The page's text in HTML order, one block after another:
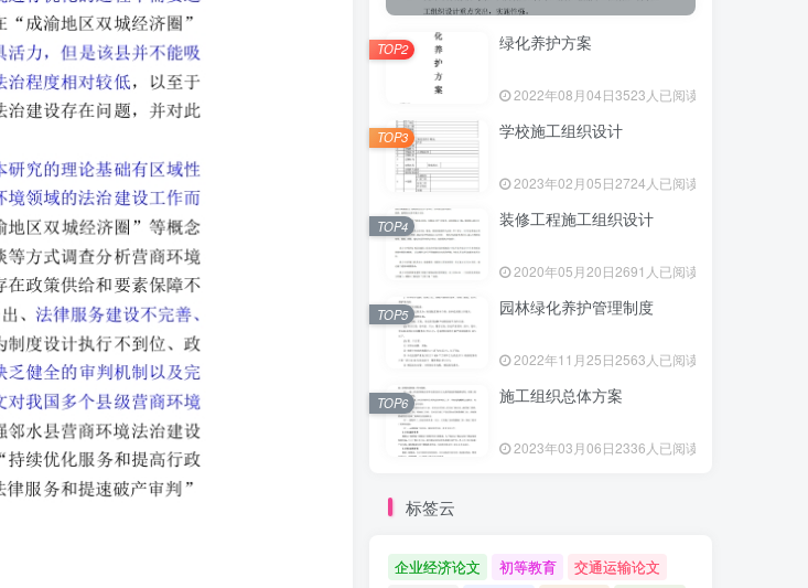
绿化养护方案
2022年08月04日3523人已阅读
TOP2
学校施工组织设计
2023年02月05日2724人已阅读
TOP3
装修工程施工组织设计
2020年05月20日2691人已阅读
TOP4
园林绿化养护管理制度
2022年11月25日2563人已阅读
TOP5
施工组织总体方案
2023年03月06日2336人已阅读
TOP6
标签云
企业经济论文 初等教育
交通运输论文